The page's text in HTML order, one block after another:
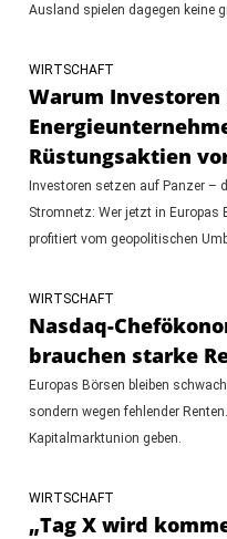
Ausland spielen dagegen keine
WIRTSCHAFT
Warum Investoren
Rüstungsaktien
Investoren setzen auf Panzer –
Stromnetz: Wer jetzt in Europas
profitiert vom geopolitischen
WIRTSCHAFT
Nasdaq-
brauchen starke
Europas Börsen bleiben
sondern wegen fehlender
Kapitalmarktunion geben.
WIRTSCHAFT
„Tag X wird